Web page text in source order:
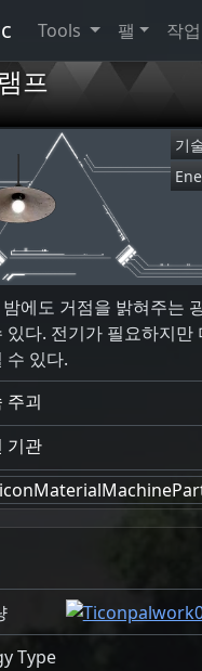
Tools 팰 작
프
기
에도 거점을 밝혀주는
있다. 전기가 필요하지만
수 있다.
주괴
기관
Type